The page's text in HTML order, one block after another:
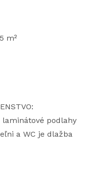
m²
laminátové podlahy
a WC je dlažba